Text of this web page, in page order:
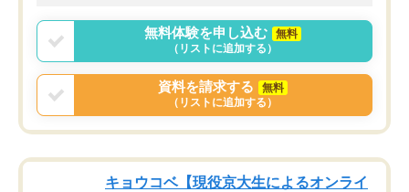
無料体験を申し込む
無料
（リストに追加する）
資料を請求する
無料
（リストに追加する）
キョウコベ【現役京大生によるオンライ